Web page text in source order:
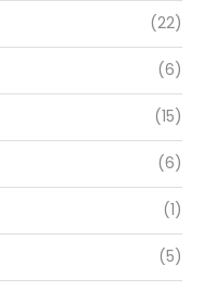
(22)
(6)
(15)
(6)
(1)
(5)